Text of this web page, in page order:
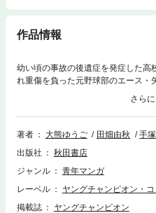
作品情報
幼い頃の事故の後遺症を発症した高
れ重傷を負った元野球部のエース・
前に車椅子バスケットを推進する医
著者 大熊ゆうご 田畑由秋
手
出版社
秋田書店
ジャンル
青年マンガ
レーベル
ヤングチャンピオン・コ
掲載誌
ヤングチャンピオン